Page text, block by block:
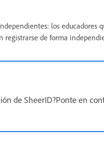
los educadores
registrarse de forma
de SheerID?Ponte en